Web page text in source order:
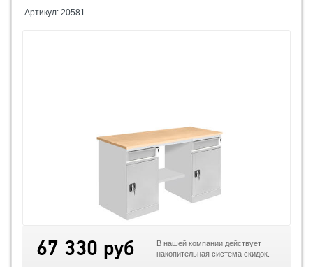
Артикул: 20581
67 330 руб
В нашей компании действует
накопительная система скидок.